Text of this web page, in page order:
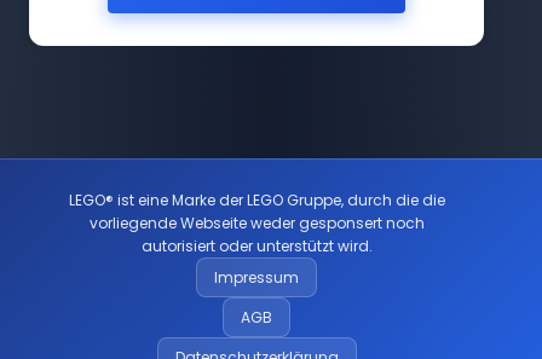
LEGO® ist eine Marke der LEGO Gruppe, durch die die
vorliegende Webseite weder gesponsert noch
autorisiert oder unterstützt wird.
Impressum
AGB